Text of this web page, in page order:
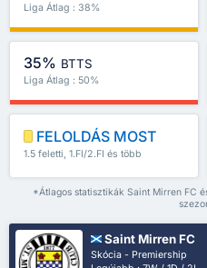
Liga Átlag : 38%
35% BTTS
Liga Átlag : 50%
FELOLDÁS MOST
1.5 feletti, 1.FI/2.FI és több
*Átlagos statisztikák Saint Mirren FC
Saint Mirren FC
Skócia - Premiership